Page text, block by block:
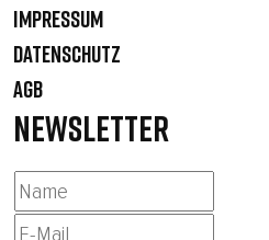
IMPRESSUM
DATENSCHUTZ
AGB
NEWSLETTER